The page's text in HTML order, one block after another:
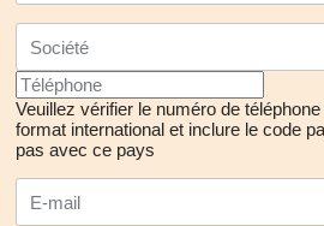
Veuillez vérifier le numéro de
format international et inclure le code
pas avec ce pays